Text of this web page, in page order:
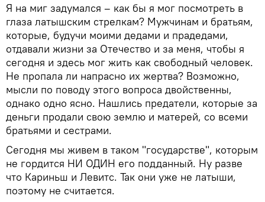
Я на миг задумался – как бы я мог посмотреть в
глаза латышским стрелкам? Мужчинам и братьям,
которые, будучи моими дедами и прадедами,
отдавали жизни за Отечество и за меня, чтобы я
сегодня и здесь мог жить как свободный человек.
Не пропала ли напрасно их жертва? Возможно,
мысли по поводу этого вопроса двойственны,
однако одно ясно. Нашлись предатели, которые за
деньги продали свою землю и матерей, со всеми
братьями и сестрами.
Сегодня мы живем в таком "государстве", которым
не гордится НИ ОДИН его подданный. Ну разве
что Кариньш и Левитс. Так они уже не латыши,
поэтому не считается.